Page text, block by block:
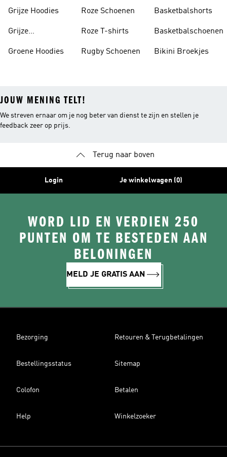
Grijze Hoodies
Grijze
Groene Hoodies
Roze Schoenen
Roze T-shirts
Rugby Schoenen
Basketbalshorts
Basketbalschoenen
Bikini Broekjes
JOUW MENING TELT!
We streven ernaar om je nog beter van dienst te zijn en stellen je
feedback zeer op prijs.
Terug naar boven
Login Je winkelwagen (0)
WORD LID EN VERDIEN 250
PUNTEN OM TE BESTEDEN AAN
BELONINGEN
MELD JE GRATIS AAN
Bezorging Retouren & Terugbetalingen
Bestellingsstatus Sitemap
Colofon Betalen
Help Winkelzoeker